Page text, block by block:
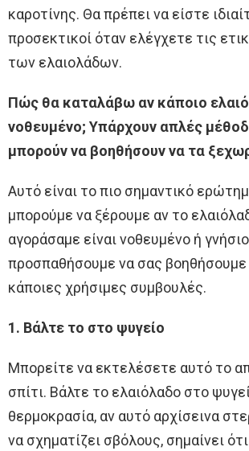
καροτίνης. Θα πρέπει να είστε
προσεκτικοί όταν ελέγχετε τις
των ελαιολάδων.
Πώς θα καταλάβω αν κάποιο
νοθευμένο; Υπάρχουν απλές
μπορούν να βοηθήσουν να τα
Αυτό είναι το πιο σημαντικό
μπορούμε να ξέρουμε αν το
αγοράσαμε είναι νοθευμένο ή
προσπαθήσουμε να σας βοηθήσουμε
κάποιες χρήσιμες συμβουλές.
1. Βάλτε το στο ψυγείο
Μπορείτε να εκτελέσετε αυτό το
σπίτι. Βάλτε το ελαιόλαδο στο
θερμοκρασία, αν αυτό αρχίσεινα
να σχηματίζει σβόλους, σημαίνει